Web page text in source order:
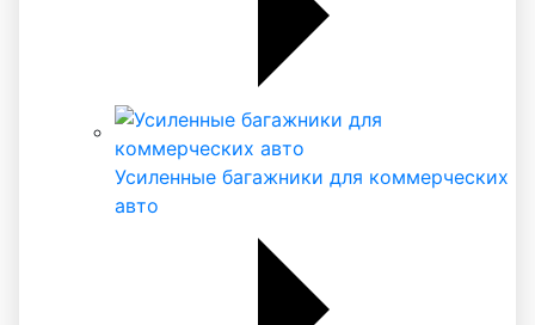
Усиленные багажники для коммерческих
авто